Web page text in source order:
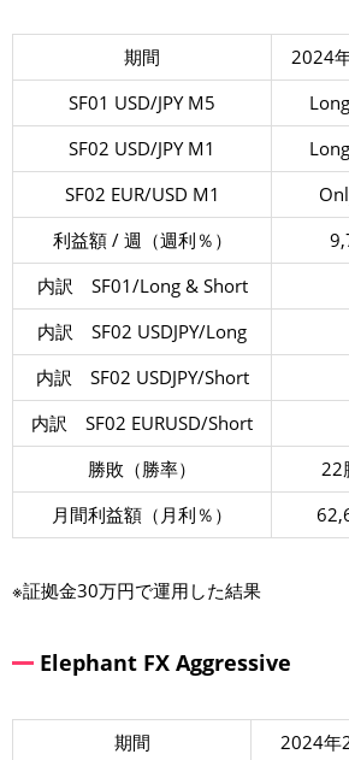
期間
2024
SF01 USD/JPY M5
SF02 USD/JPY M1
SF02 EUR/USD M1
利益額 / 週（週利％）
内訳 SF01/Long & Short
内訳 SF02 USDJPY/Long
内訳 SF02 USDJPY/Short
内訳 SF02 EURUSD/Short
勝敗（勝率）
22
月間利益額（月利％）
※証拠金30万円で運用した結果
Elephant FX Aggressive
期間
2024年